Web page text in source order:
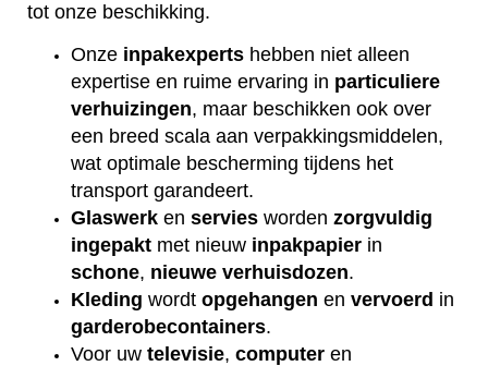
tot onze beschikking.
Onze inpakexperts hebben niet alleen
expertise en ruime ervaring in particuliere
verhuizingen, maar beschikken ook over
een breed scala aan verpakkingsmiddelen,
wat optimale bescherming tijdens het
transport garandeert.
Glaswerk en servies worden zorgvuldig
ingepakt met nieuw inpakpapier in
schone, nieuwe verhuisdozen.
Kleding wordt opgehangen en vervoerd in
garderobecontainers.
Voor uw televisie, computer en